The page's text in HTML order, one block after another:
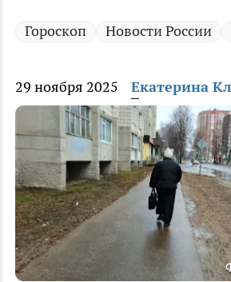
Гороскоп Новости России
29 ноября 2025 Екатерина